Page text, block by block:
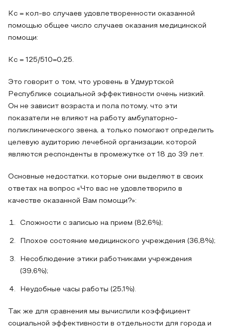
Кс = кол-во случаев удовлетворенности оказанной
помощью общее число случаев оказания медицинской
помощи:
Кс = 125/510=0,25.
Это говорит о том, что уровень в Удмуртской
Республике социальной эффективности очень низкий.
Он не зависит возраста и пола потому, что эти
показатели не влияют на работу амбулаторно-
поликлинического звена, а только помогают определить
целевую аудиторию лечебной организации, которой
являются респонденты в промежутке от 18 до 39 лет.
Основные недостатки, которые они выделяют в своих
ответах на вопрос «Что вас не удовлетворило в
качестве оказанной Вам помощи?»:
Сложности с записью на прием (82,6%);
Плохое состояние медицинского учреждения (36,8%);
Несоблюдение этики работниками учреждения
(39,6%);
Неудобные часы работы (25,1%).
Так же для сравнения мы вычислили коэффициент
социальной эффективности в отдельности для города и